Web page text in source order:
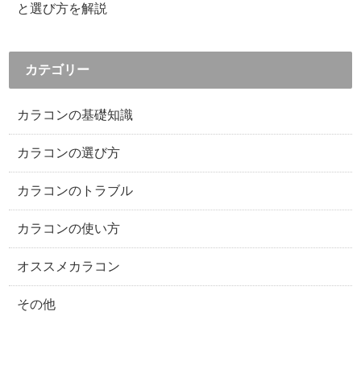
と選び方を解説
カテゴリー
カラコンの基礎知識
カラコンの選び方
カラコンのトラブル
カラコンの使い方
オススメカラコン
その他